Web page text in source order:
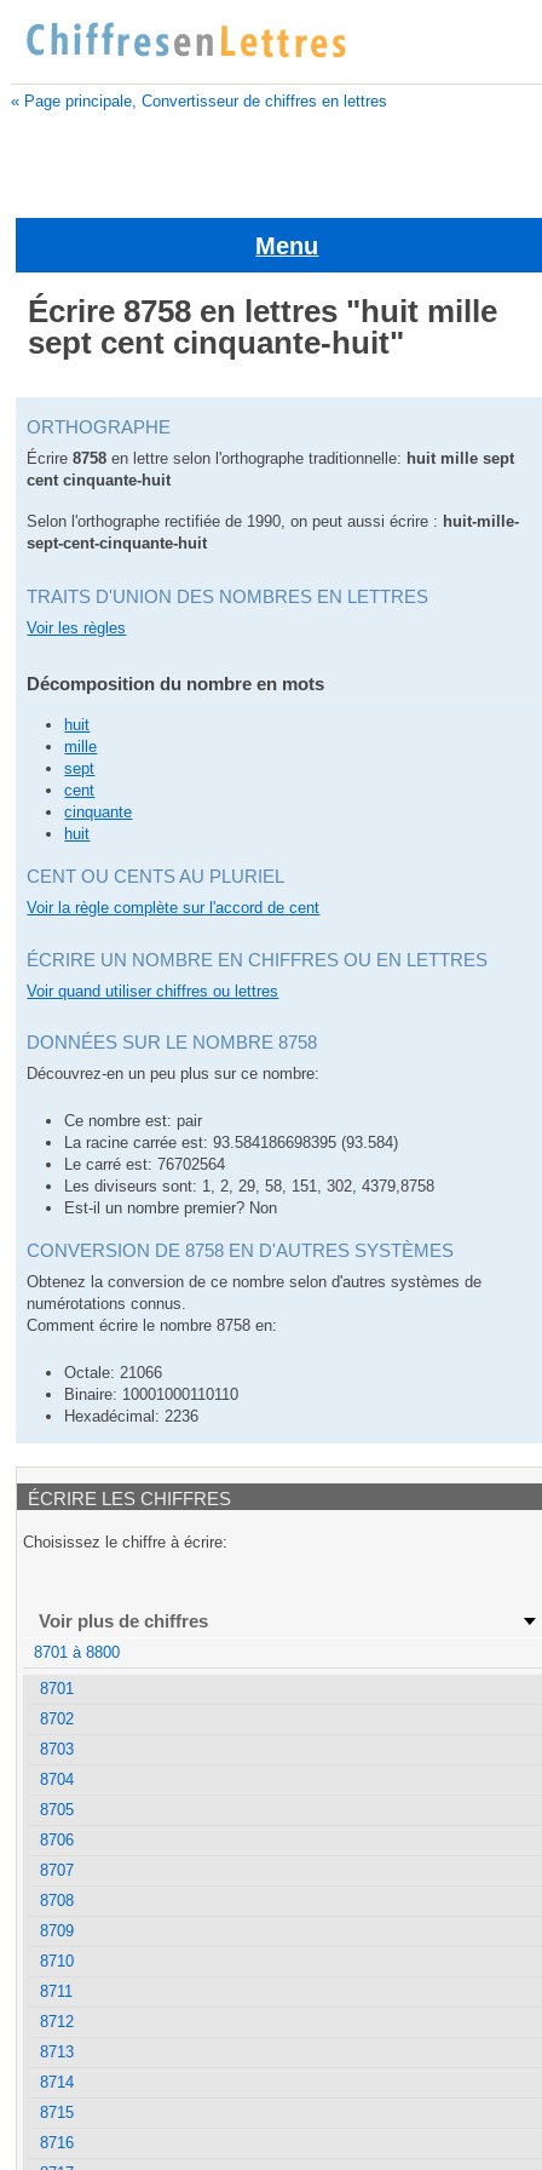
« Page principale, Convertisseur de chiffres en lettres
Menu
Écrire 8758 en lettres "huit mille
sept cent cinquante-huit"
ORTHOGRAPHE
Écrire8758 en lettre selon l'orthographe traditionnelle: huit mille sept
cent cinquante-huit
Selon l'orthographe rectifiée de 1990, on peut aussi écrire : huit-mille-
sept-cent-cinquante-huit
TRAITS D'UNION DES NOMBRES EN LETTRES
Voir les règles
Décomposition du nombre en mots
huit
mille
sept
cent
cinquante
huit
CENT OU CENTS AU PLURIEL
Voir la règle complète sur l'accord de cent
ÉCRIRE UN NOMBRE EN CHIFFRES OU EN LETTRES
Voir quand utiliser chiffres ou lettres
DONNÉES SUR LE NOMBRE 8758
Découvrez-en un peu plus sur ce nombre:
Ce nombre est: pair
La racine carrée est: 93.584186698395 (93.584)
Le carré est: 76702564
Les diviseurs sont: 1, 2, 29, 58, 151, 302, 4379,8758
Est-il un nombre premier? Non
CONVERSION DE 8758 EN D'AUTRES SYSTÈMES
Obtenez la conversion de ce nombre selon d'autres systèmes de
numérotations connus.
Comment écrire le nombre 8758 en:
Octale: 21066
Binaire: 10001000110110
Hexadécimal: 2236
ÉCRIRE LES CHIFFRES
Choisissez le chiffre à écrire:
Voir plus de chiffres
8701 à 8800
8701
8702
8703
8704
8705
8706
8707
8708
8709
8710
8711
8712
8713
8714
8715
8716